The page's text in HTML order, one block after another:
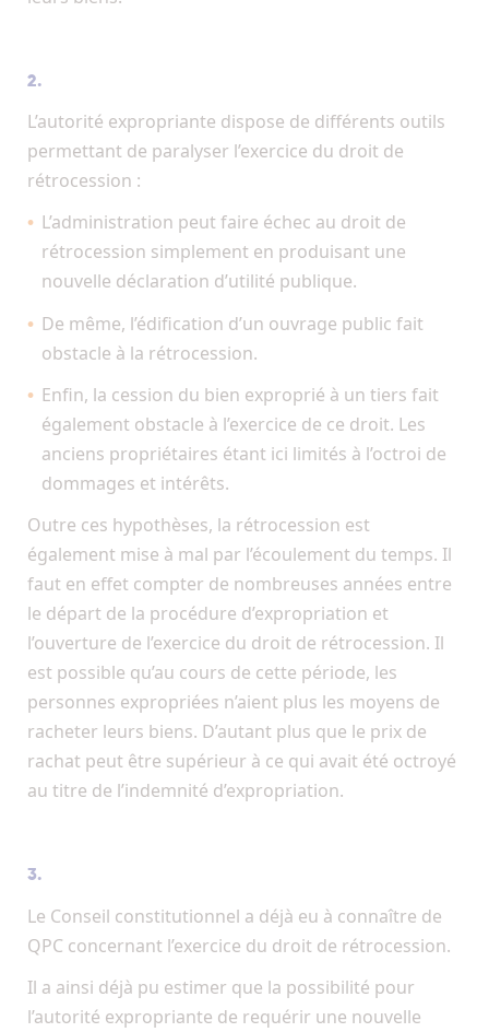
2.
L’autorité expropriante dispose de différents outils
permettant de paralyser l’exercice du droit de
rétrocession :
L’administration peut faire échec au droit de
rétrocession simplement en produisant une
nouvelle déclaration d’utilité publique.
De même, l’édification d’un ouvrage public fait
obstacle à la rétrocession.
Enfin, la cession du bien exproprié à un tiers fait
également obstacle à l’exercice de ce droit. Les
anciens propriétaires étant ici limités à l’octroi de
dommages et intérêts.
Outre ces hypothèses, la rétrocession est
également mise à mal par l’écoulement du temps. Il
faut en effet compter de nombreuses années entre
le départ de la procédure d’expropriation et
l’ouverture de l’exercice du droit de rétrocession. Il
est possible qu’au cours de cette période, les
personnes expropriées n’aient plus les moyens de
racheter leurs biens. D’autant plus que le prix de
rachat peut être supérieur à ce qui avait été octroyé
au titre de l’indemnité d’expropriation.
3.
Le Conseil constitutionnel a déjà eu à connaître de
QPC concernant l’exercice du droit de rétrocession.
Il a ainsi déjà pu estimer que la possibilité pour
l’autorité expropriante de requérir une nouvelle